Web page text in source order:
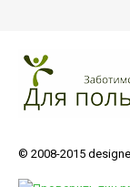
© 2008-2015